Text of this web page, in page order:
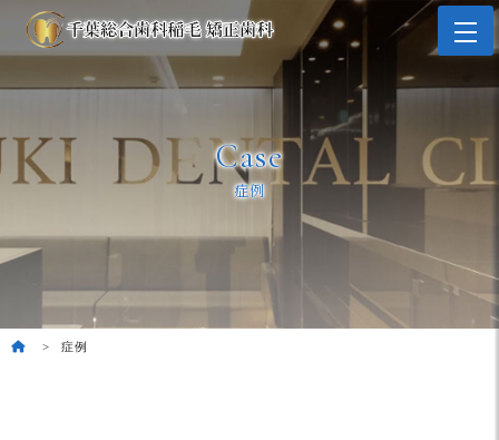
Case
症例
症例